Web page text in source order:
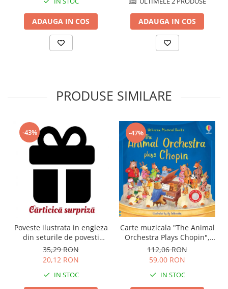
ADAUGA IN COS ADAUGA IN COS
PRODUSE SIMILARE
-43%
Poveste ilustrata in engleza
din seturile de povesti
Usborne
35,29 RON
20,12 RON
IN STOC
-47%
Carte muzicala "The Animal
Orchestra Plays Chopin",
cartonata, Usborne
112,06 RON
59,00 RON
IN STOC